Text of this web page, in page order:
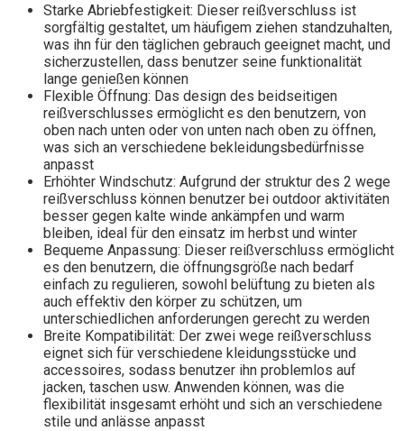
Starke Abriebfestigkeit: Dieser reißverschluss ist
sorgfältig gestaltet, um häufigem ziehen standzuhalten,
was ihn für den täglichen gebrauch geeignet macht, und
sicherzustellen, dass benutzer seine funktionalität
lange genießen können
Flexible Öffnung: Das design des beidseitigen
reißverschlusses ermöglicht es den benutzern, von
oben nach unten oder von unten nach oben zu öffnen,
was sich an verschiedene bekleidungsbedürfnisse
anpasst
Erhöhter Windschutz: Aufgrund der struktur des 2 wege
reißverschluss können benutzer bei outdoor aktivitäten
besser gegen kalte winde ankämpfen und warm
bleiben, ideal für den einsatz im herbst und winter
Bequeme Anpassung: Dieser reißverschluss ermöglicht
es den benutzern, die öffnungsgröße nach bedarf
einfach zu regulieren, sowohl belüftung zu bieten als
auch effektiv den körper zu schützen, um
unterschiedlichen anforderungen gerecht zu werden
Breite Kompatibilität: Der zwei wege reißverschluss
eignet sich für verschiedene kleidungsstücke und
accessoires, sodass benutzer ihn problemlos auf
jacken, taschen usw. Anwenden können, was die
flexibilität insgesamt erhöht und sich an verschiedene
stile und anlässe anpasst